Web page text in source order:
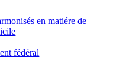
en matiére de
fédéral